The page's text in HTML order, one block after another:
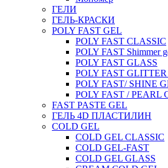
ГЕЛИ
ГЕЛЬ-КРАСКИ
POLY FAST GEL
POLY FAST CLASSIC
POLY FAST Shimmer
POLY FAST GLASS
POLY FAST
POLY FAST/ SHINE
POLY FAST / PEARL
FAST PASTE GEL
ГЕЛЬ 4D ПЛАСТИЛИН
COLD GEL
COLD GEL CLASSIC
COLD GEL-FAST
COLD GEL GLASS